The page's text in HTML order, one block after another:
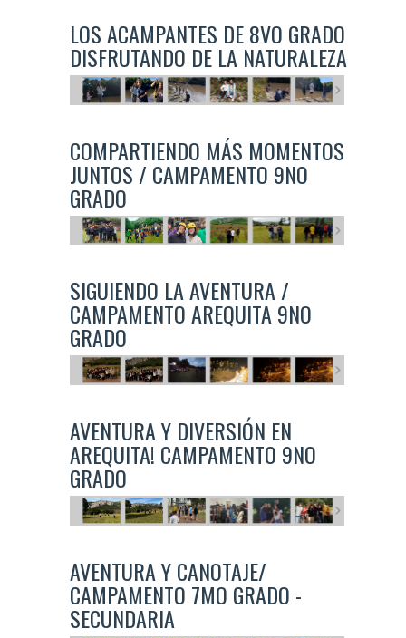
LOS ACAMPANTES DE 8VO GRADO
DISFRUTANDO DE LA NATURALEZA
COMPARTIENDO MÁS MOMENTOS
JUNTOS / CAMPAMENTO 9NO
GRADO
SIGUIENDO LA AVENTURA /
CAMPAMENTO AREQUITA 9NO
GRADO
AVENTURA Y DIVERSIÓN EN
AREQUITA! CAMPAMENTO 9NO
GRADO
AVENTURA Y CANOTAJE/
CAMPAMENTO 7MO GRADO -
SECUNDARIA